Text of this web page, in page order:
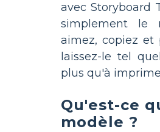
avec Storyboard
simplement le
aimez, copiez et
laissez-le tel
plus qu'à
Qu'est-ce
modèle ?